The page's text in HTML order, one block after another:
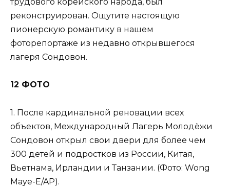
реконструирован. Ощутите настоящую
пионерскую романтику в нашем
фоторепортаже из недавно открывшегося
лагеря Сондовон.
12 ФОТО
1. После кардинальной реновации всех
объектов, Международный Лагерь Молодёжи
Сондовон открыл свои двери для более чем
300 детей и подростков из России, Китая,
Вьетнама, Ирландии и Танзании. (Фото: Wong
Maye-E/AP).